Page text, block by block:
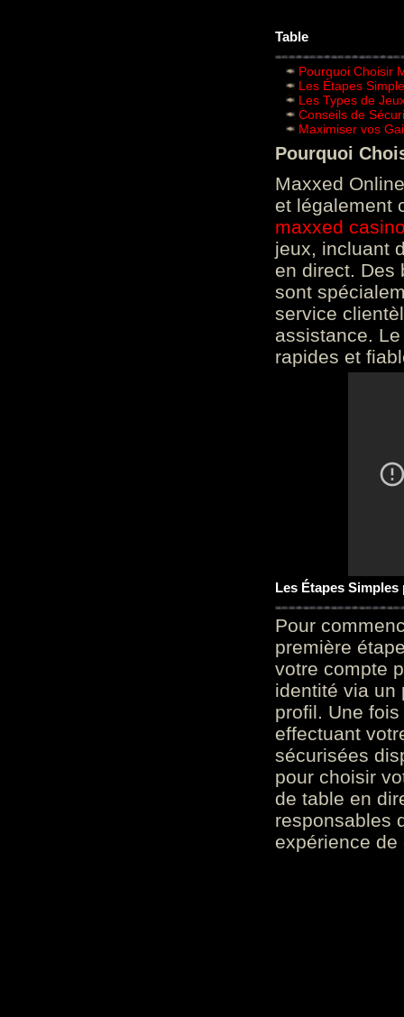
Table
Pourquoi Choisir
Les Étapes
Les Types de
Conseils de
Maximiser vos
Pourquoi
Maxxed
et légalement
maxxed
jeux, incluant
en direct. Des
sont
service
assistance.
rapides et
Les Étapes
Pour
première
votre compte
identité via un
profil. Une
effectuant
sécurisées
pour choisir
de table en
responsables
expérience